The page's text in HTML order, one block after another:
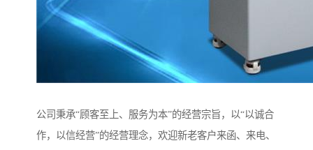
公司秉承“顾客至上、服务为本”的经营宗旨，以“以诚合
作，以信经营”的经营理念，欢迎新老客户来函、来电、